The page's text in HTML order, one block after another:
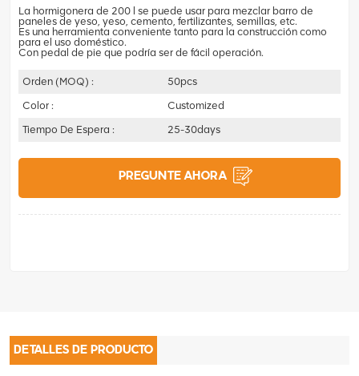
La hormigonera de 200 l se puede usar para mezclar barro de
paneles de yeso, yeso, cemento, fertilizantes, semillas, etc.
Es una herramienta conveniente tanto para la construcción como
para el uso doméstico.
Con pedal de pie que podría ser de fácil operación.
Orden (MOQ) :
50pcs
Color :
Customized
Tiempo De Espera :
25-30days
PREGUNTE AHORA
DETALLES DE PRODUCTO